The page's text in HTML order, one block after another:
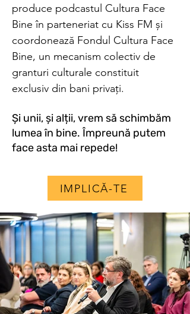
produce podcastul Cultura Face
Bine în parteneriat cu Kiss FM și
coordonează Fondul Cultura Face
Bine, un mecanism colectiv de
granturi culturale constituit
exclusiv din bani privați.
Și unii, și alții, vrem să schimbăm
lumea în bine. Împreună putem
face asta mai repede!
IMPLICĂ-TE